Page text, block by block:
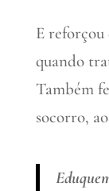
E
quando
Também
socorro,